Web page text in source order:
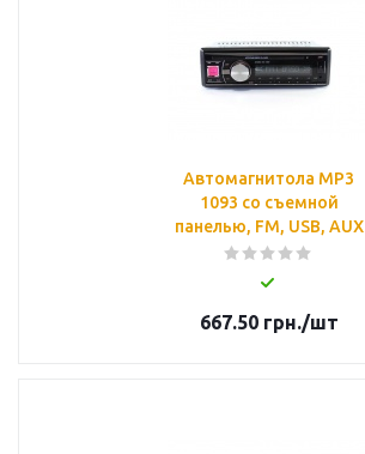
Автомагнитола MP3
1093 со съемной
панелью, FM, USB, AUX
667.50грн./шт